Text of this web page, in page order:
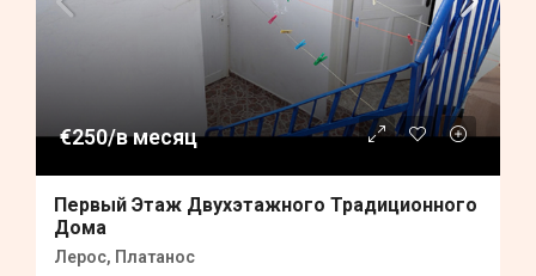
€250/в месяц
Первый Этаж Двухэтажного Традиционного
Дома
Лерос, Платанос